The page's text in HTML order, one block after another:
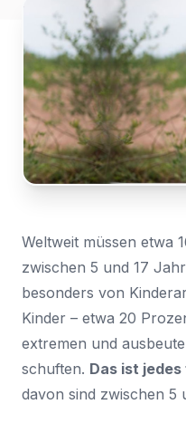
Kontinent.
Weltweit müssen etwa
zwischen 5 und 17
besonders von
Kinder – etwa 20
extremen und
schuften. Das ist
davon sind zwischen 5
E-Mail*
Betreff*
Bestätigen*
Für
den
Zugriff
anmelden
Last Name*
E-Mail-Adresse*
Wählen Sie Ihr Land...
Wählen Sie Ihr
Ihre persönlichen
Erlebnis auf dieser
warum wir Ihre